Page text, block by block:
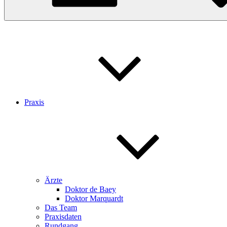
Praxis
Ärzte
Doktor de Baey
Doktor Marquardt
Das Team
Praxisdaten